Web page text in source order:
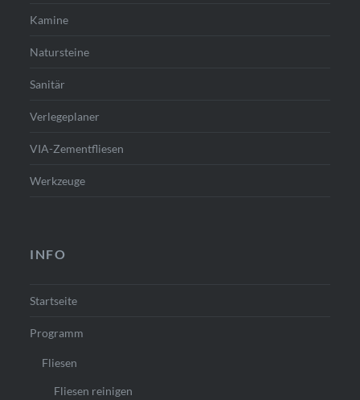
Kamine
Natursteine
Sanitär
Verlegeplaner
VIA-Zementfliesen
Werkzeuge
INFO
Startseite
Programm
Fliesen
Fliesen reinigen